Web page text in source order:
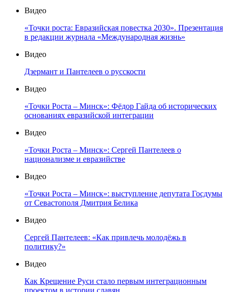
Видео
«Точки роста: Евразийская повестка 2030». Презентация
в редакции журнала «Международная жизнь»
Видео
Дзермант и Пантелеев о русскости
Видео
«Точки Роста – Минск»: Фёдор Гайда об исторических
основаниях евразийской интеграции
Видео
«Точки Роста – Минск»: Сергей Пантелеев о
национализме и евразийстве
Видео
«Точки Роста – Минск»: выступление депутата Госдумы
от Севастополя Дмитрия Белика
Видео
Сергей Пантелеев: «Как привлечь молодёжь в
политику?»
Видео
Как Крещение Руси стало первым интеграционным